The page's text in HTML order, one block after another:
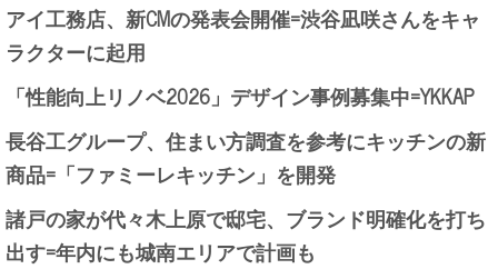
アイ工務店、新CMの発表会開催=渋谷凪咲さんをキャ
ラクターに起用
「性能向上リノベ2026」デザイン事例募集中=YKKAP
長谷工グループ、住まい方調査を参考にキッチンの新
商品=「ファミーレキッチン」を開発
諸戸の家が代々木上原で邸宅、ブランド明確化を打ち
出す=年内にも城南エリアで計画も